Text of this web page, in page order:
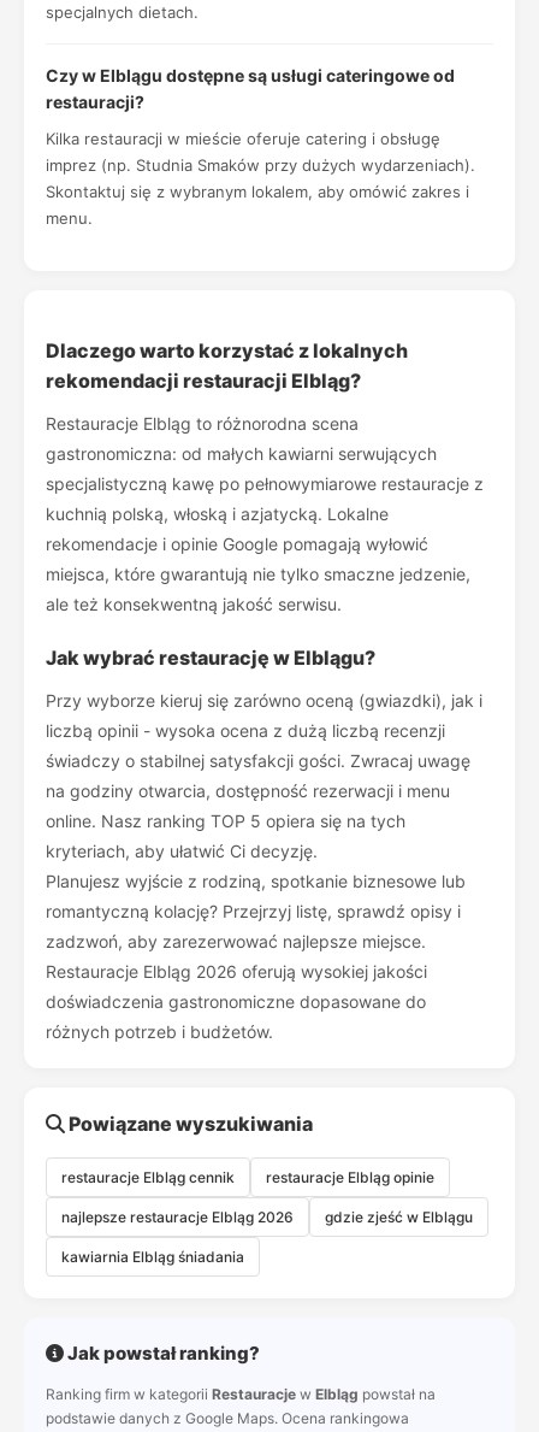
specjalnych dietach.
Czy w Elblągu dostępne są usługi cateringowe od
restauracji?
Kilka restauracji w mieście oferuje catering i obsługę
imprez (np. Studnia Smaków przy dużych wydarzeniach).
Skontaktuj się z wybranym lokalem, aby omówić zakres i
menu.
Dlaczego warto korzystać z lokalnych
rekomendacji restauracji Elbląg?
Restauracje Elbląg to różnorodna scena
gastronomiczna: od małych kawiarni serwujących
specjalistyczną kawę po pełnowymiarowe restauracje z
kuchnią polską, włoską i azjatycką. Lokalne
rekomendacje i opinie Google pomagają wyłowić
miejsca, które gwarantują nie tylko smaczne jedzenie,
ale też konsekwentną jakość serwisu.
Jak wybrać restaurację w Elblągu?
Przy wyborze kieruj się zarówno oceną (gwiazdki), jak i
liczbą opinii - wysoka ocena z dużą liczbą recenzji
świadczy o stabilnej satysfakcji gości. Zwracaj uwagę
na godziny otwarcia, dostępność rezerwacji i menu
online. Nasz ranking TOP 5 opiera się na tych
kryteriach, aby ułatwić Ci decyzję.
Planujesz wyjście z rodziną, spotkanie biznesowe lub
romantyczną kolację? Przejrzyj listę, sprawdź opisy i
zadzwoń, aby zarezerwować najlepsze miejsce.
Restauracje Elbląg 2026 oferują wysokiej jakości
doświadczenia gastronomiczne dopasowane do
różnych potrzeb i budżetów.
Powiązane wyszukiwania
restauracje Elbląg cennik restauracje Elbląg opinie
najlepsze restauracje Elbląg 2026 gdzie zjeść w Elblągu
kawiarnia Elbląg śniadania
Jak powstał ranking?
Ranking firm w kategorii Restauracje w Elbląg powstał na
podstawie danych z Google Maps. Ocena rankingowa